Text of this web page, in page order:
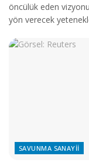
öncülük eden
yön verecek
SAVUNMA SANAYII